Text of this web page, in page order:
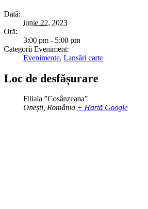
Dată:
iunie 22, 2023
Oră:
3:00 pm - 5:00 pm
Categorii Eveniment:
Evenimente, Lansări carte
Loc de desfășurare
Filiala ”Cosânzeana”
Onești, România + Hartă Google